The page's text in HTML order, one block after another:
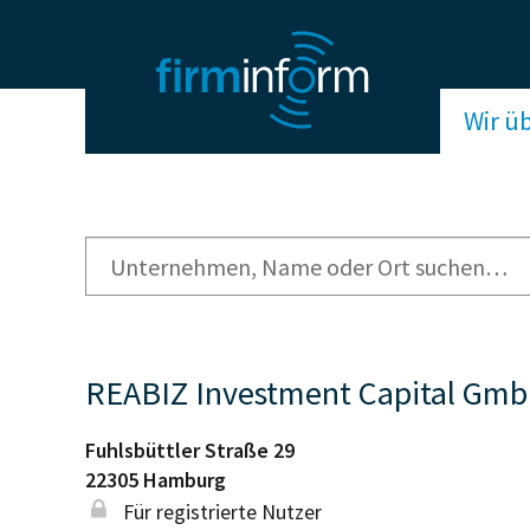
Wir
REABIZ Investment Capital
Fuhlsbüttler Straße 29
22305 Hamburg
Für registrierte Nutzer